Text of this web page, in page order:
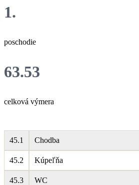
1.
poschodie
63.53
celková výmera
45.1 Chodba
45.2 Kúpeľňa
45.3 WC